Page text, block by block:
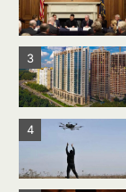
3
4